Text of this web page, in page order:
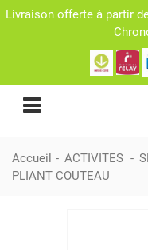
Livraison offerte à partir
Accueil - ACTIVITES -
PLIANT COUTEAU